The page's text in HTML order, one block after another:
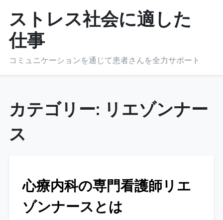
content
ストレス社会に適した
仕事
コミュニケーションを通じて患者さんを全力サポート
カテゴリー: リエゾンナー
ス
心療内科の専門看護師リエ
ゾンナースとは